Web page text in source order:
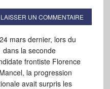
LAISSER UN COMMENTAIRE
mars dernier, lors du
la seconde
frontiste Florence
la progression
avait surpris les